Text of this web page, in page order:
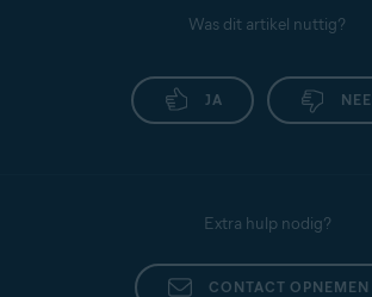
Was dit artikel nuttig?
JA NEE
Extra hulp nodig?
CONTACT OPNEMEN